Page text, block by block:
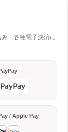
・各種電子決済に
/ Apple Pay